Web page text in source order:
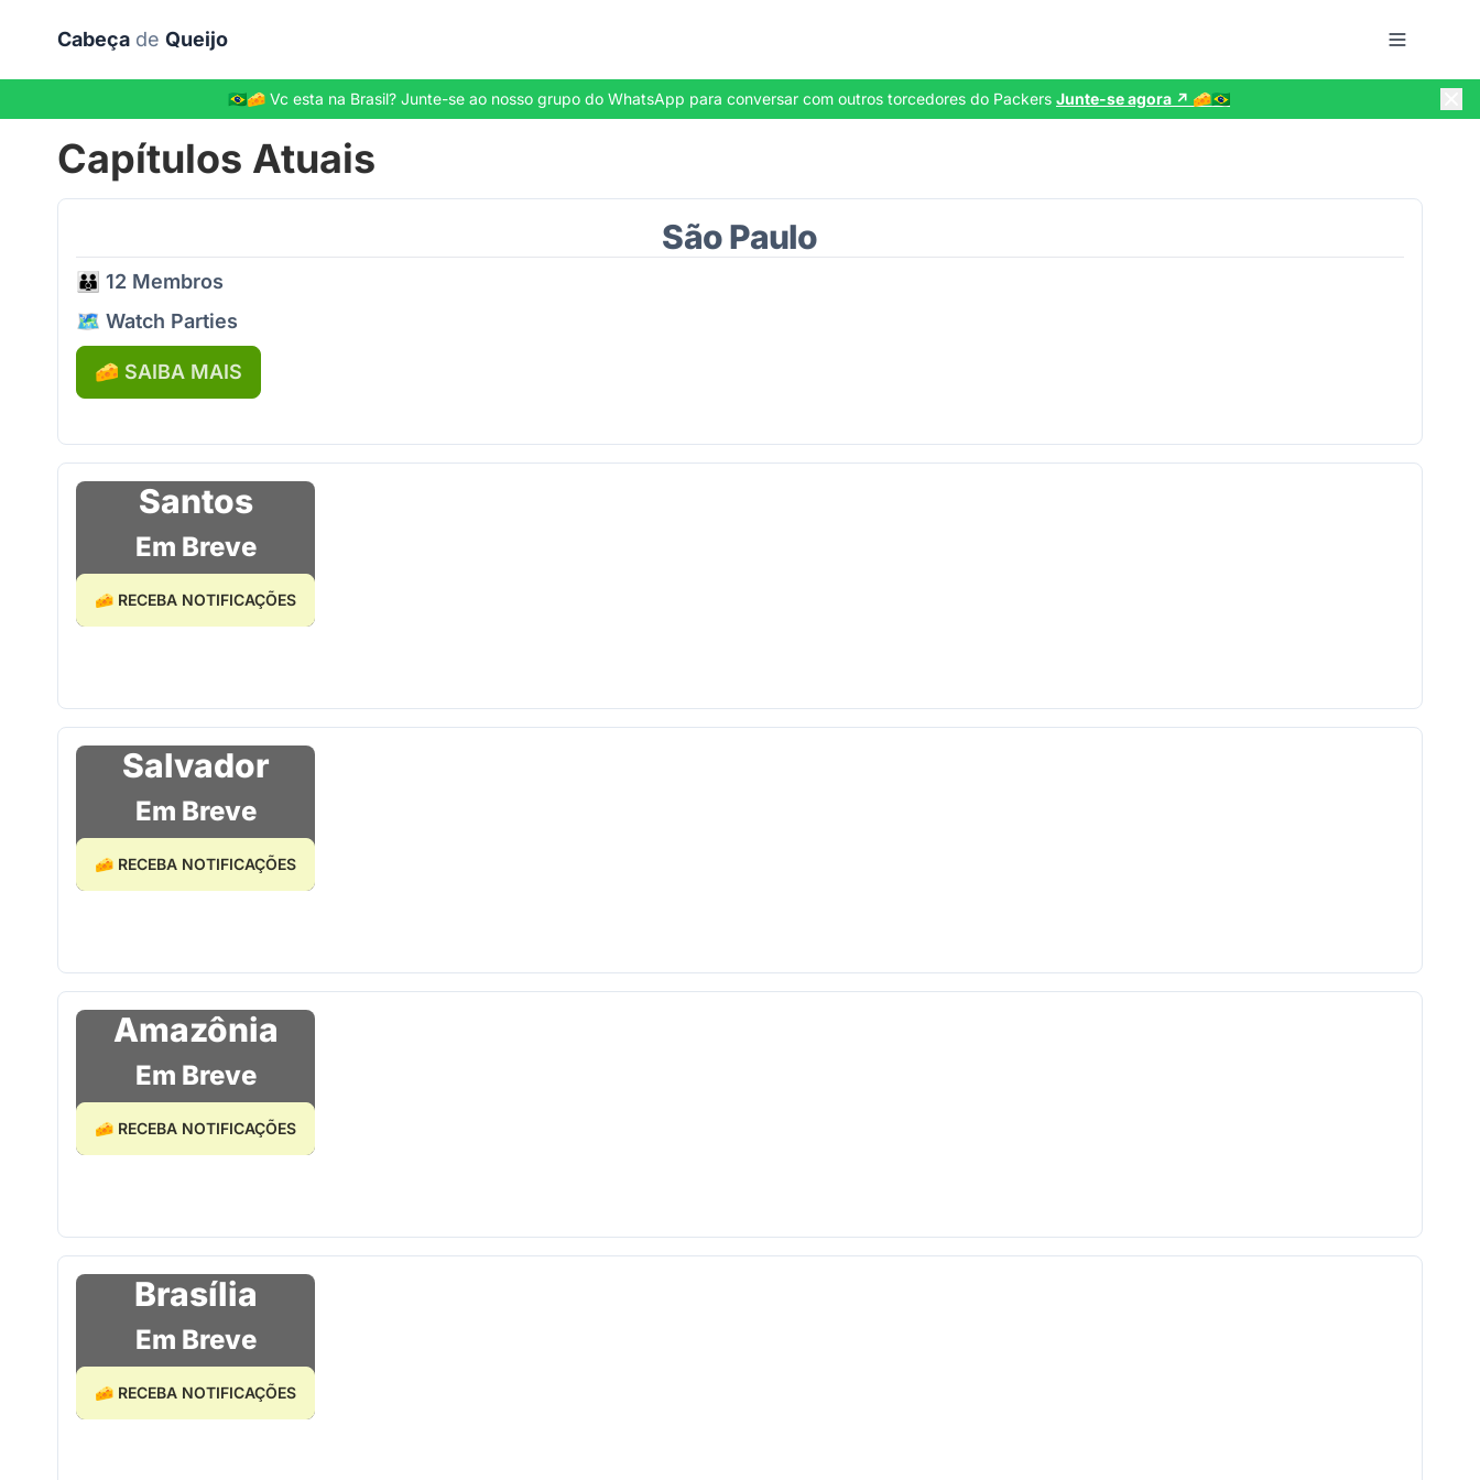
Ir para o conteúdo principal
Cabeça de Queijo
🇧🇷🧀 Vc esta na Brasil? Junte-se ao nosso grupo do WhatsApp para conversar com outros torcedores do Packers Junte-se agora ↗️ 🧀🇧🇷
Capítulos Atuais
São Paulo
👪 12 Membros
🗺️ Watch Parties
🧀 SAIBA MAIS
Santos
Em Breve
🧀 RECEBA NOTIFICAÇÕES
Salvador
Em Breve
🧀 RECEBA NOTIFICAÇÕES
Amazônia
Em Breve
🧀 RECEBA NOTIFICAÇÕES
Brasília
Em Breve
🧀 RECEBA NOTIFICAÇÕES